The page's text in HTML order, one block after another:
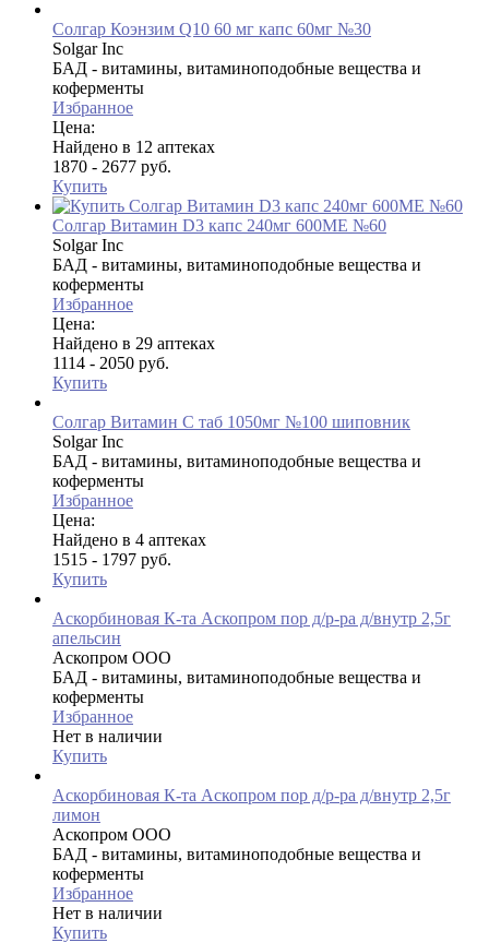
Солгар Коэнзим Q10 60 мг капс 60мг №30
Solgar Inc
БАД - витамины, витаминоподобные вещества и
коферменты
Избранное
Цена:
Найдено в 12 аптеках
1870 - 2677 руб.
Купить
Солгар Витамин D3 капс 240мг 600МЕ №60
Solgar Inc
БАД - витамины, витаминоподобные вещества и
коферменты
Избранное
Цена:
Найдено в 29 аптеках
1114 - 2050 руб.
Купить
Солгар Витамин С таб 1050мг №100 шиповник
Solgar Inc
БАД - витамины, витаминоподобные вещества и
коферменты
Избранное
Цена:
Найдено в 4 аптеках
1515 - 1797 руб.
Купить
Аскорбиновая К-та Аскопром пор д/р-ра д/внутр 2,5г
апельсин
Аскопром ООО
БАД - витамины, витаминоподобные вещества и
коферменты
Избранное
Нет в наличии
Купить
Аскорбиновая К-та Аскопром пор д/р-ра д/внутр 2,5г
лимон
Аскопром ООО
БАД - витамины, витаминоподобные вещества и
коферменты
Избранное
Нет в наличии
Купить